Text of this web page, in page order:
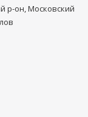
р-он, Московский